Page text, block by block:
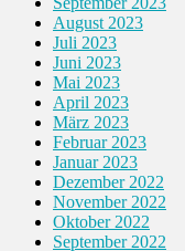
August 2023
Juli 2023
Juni 2023
Mai 2023
April 2023
März 2023
Februar 2023
Januar 2023
Dezember 2022
November 2022
Oktober 2022
September 2022